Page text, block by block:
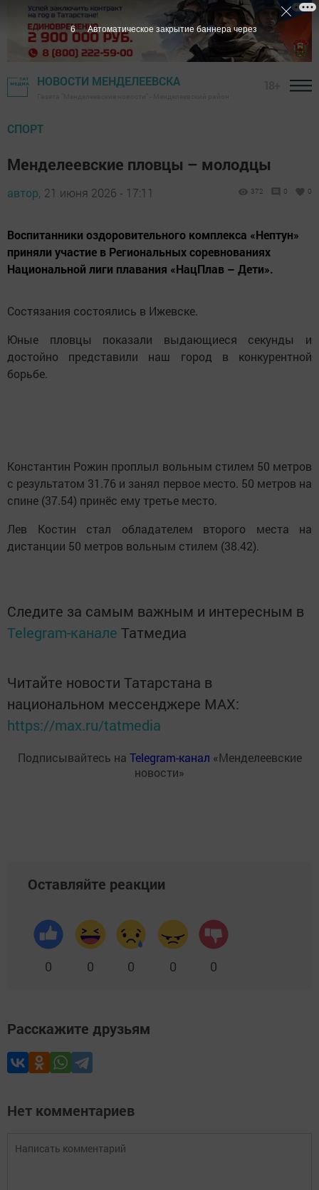
НОВОСТИ МЕНДЕЛЕЕВСКА
СПОРТ
Менделеевские пловцы – молодцы
автор, 21 июня 2026 - 17:11 372 0 0
Воспитанники оздоровительного комплекса «Нептун»
приняли участие в Региональных соревнованиях
Национальной лиги плавания «НацПлав – Дети».
Состязания состоялись в Ижевске.
Юные пловцы показали выдающиеся секунды и
достойно представили наш город в конкурентной
борьбе.
Константин Рожин проплыл вольным стилем 50 метров
с результатом 31.76 и занял первое место. 50 метров на
спине (37.54) принёс ему третье место.
Лев Костин стал обладателем второго места на
дистанции 50 метров вольным стилем (38.42).
Следите за самым важным и интересным в
Telegram-канале Татмедиа
Читайте новости Татарстана в
национальном мессенджере MАХ:
https://max.ru/tatmedia
Подписывайтесь на Telegram-канал «Менделеевские
новости»
Оставляйте реакции
0 0 0 0 0
Расскажите друзьям
Нет комментариев
5 Автоматическое закрытие баннера через